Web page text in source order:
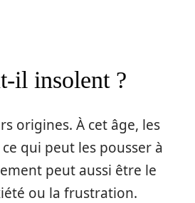
il insolent ?
origines. À cet âge, les
qui peut les pousser à
peut aussi être le
ou la frustration.